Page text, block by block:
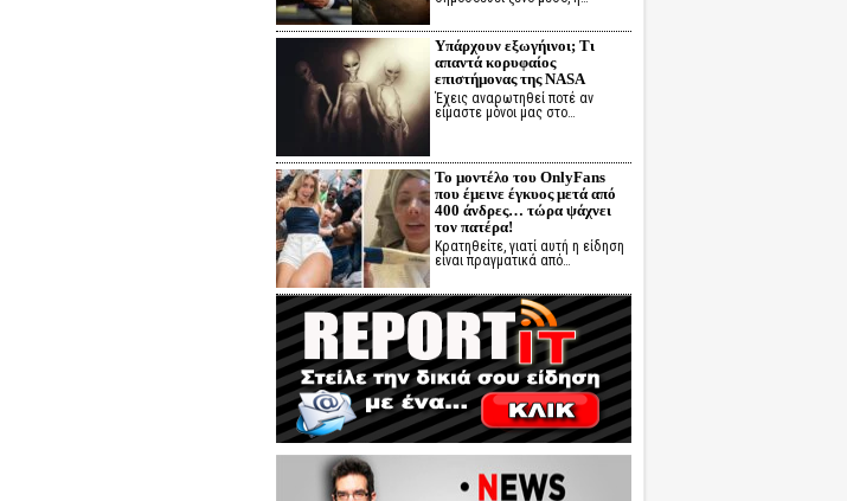
Υπάρχουν εξωγήινοι; Τι
απαντά κορυφαίος
επιστήμονας της NASA
Έχεις αναρωτηθεί ποτέ αν
είμαστε μόνοι μας στο…
Το μοντέλο του OnlyFans
που έμεινε έγκυος μετά από
400 άνδρες… τώρα ψάχνει
τον πατέρα!
Κρατηθείτε, γιατί αυτή η είδηση
είναι πραγματικά από…